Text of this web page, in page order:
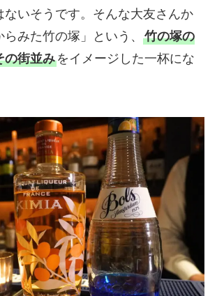
ないそうです。そんな大友さんか
みた竹の塚」という、 竹の塚の
の街並みをイメージした一杯にな